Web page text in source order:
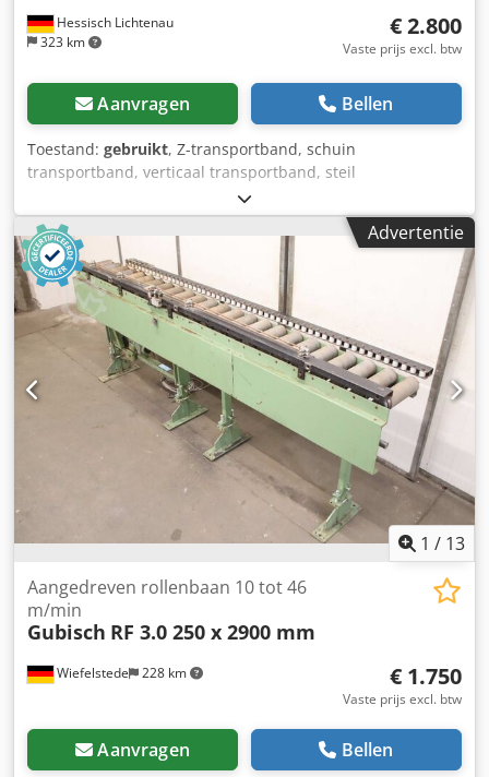
Hessisch Lichtenau
323 km
€ 2.800
Vaste prijs excl. btw
Aanvragen Bellen
Toestand: gebruikt, Z-transportband, schuin
transportband, verticaal transportband, steil
transportband, transportband met MTF-technologie, type
NL-LD 120 Machine-nr.: 27237 Bouwjaar 2014 Transport
snelheid: 6 m/min. Transport hoogte: ca. 1800 mm
(onderkant transportband) Transport breedte: 410 mm
Afstand tussen de meeneemstukken: elke 300 mm Hoogte
van de meeneemstukken: 20 mm Motorvermogen: ca. 0,18
kW Netspanning: 400 Volt, 50 Hz - Aandrijving via een SEW-
tandwielmotor met ketting - Transporthelling traploos
verstelbaar - Rubber transportband met transportvleugels
(meeneemstukken) en zijdelingse golfvormige rand -
Afdekplaten kunnen worden verwijderd - Afvoerzijde met
trechter, diameter 390 mm - Verplaatsbaar op 4
zwenkwielen Benodigde ruimte (L x B x H): 4500 x 950 x
2150 mm Gewicht: 280 kg In goede staat. Dsdpezqvv Tofx
Advertentie
1 / 13
Wiefelstede 228 km
Aangedreven rollenbaan 10 tot 46
m/min
Gubisch RF 3.0 250 x 2900 mm
€ 1.750
Vaste prijs excl. btw
Aanvragen Bellen